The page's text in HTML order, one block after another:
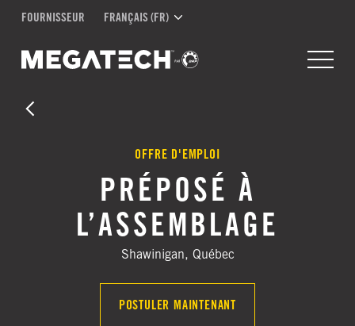
FOURNISSEUR FRANÇAIS (FR)
OFFRE D'EMPLOI
PRÉPOSÉ À
L’ASSEMBLAGE
Shawinigan, Québec
POSTULER MAINTENANT